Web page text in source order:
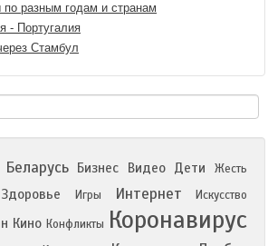
по разным годам и странам
- Португалия
Стамбул
Беларусь Бизнес Видео Дети
Жесть
Здоровье Игры Интернет Искусство
Кино Конфликты Коронавирус